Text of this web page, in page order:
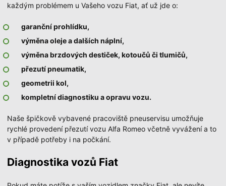
každým problémem u Vašeho vozu Fiat, ať už jde o:
garanční prohlídku,
výměna oleje a dalších náplní,
výměna brzdových destiček, kotoučů či tlumičů,
přezutí pneumatik,
geometrii kol,
kompletní diagnostiku a opravu vozu.
Naše špičkově vybavené pracoviště pneuservisu umožňuje
rychlé provedení přezutí vozu Alfa Romeo včetně vyvážení a to
v případě potřeby i na počkání.
Diagnostika vozů Fiat